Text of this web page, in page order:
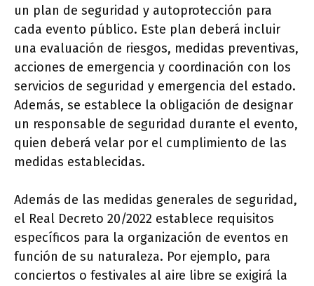
un plan de seguridad y autoprotección para
cada evento público. Este plan deberá incluir
una evaluación de riesgos, medidas preventivas,
acciones de emergencia y coordinación con los
servicios de seguridad y emergencia del estado.
Además, se establece la obligación de designar
un responsable de seguridad durante el evento,
quien deberá velar por el cumplimiento de las
medidas establecidas.
Además de las medidas generales de seguridad,
el Real Decreto 20/2022 establece requisitos
específicos para la organización de eventos en
función de su naturaleza. Por ejemplo, para
conciertos o festivales al aire libre se exigirá la